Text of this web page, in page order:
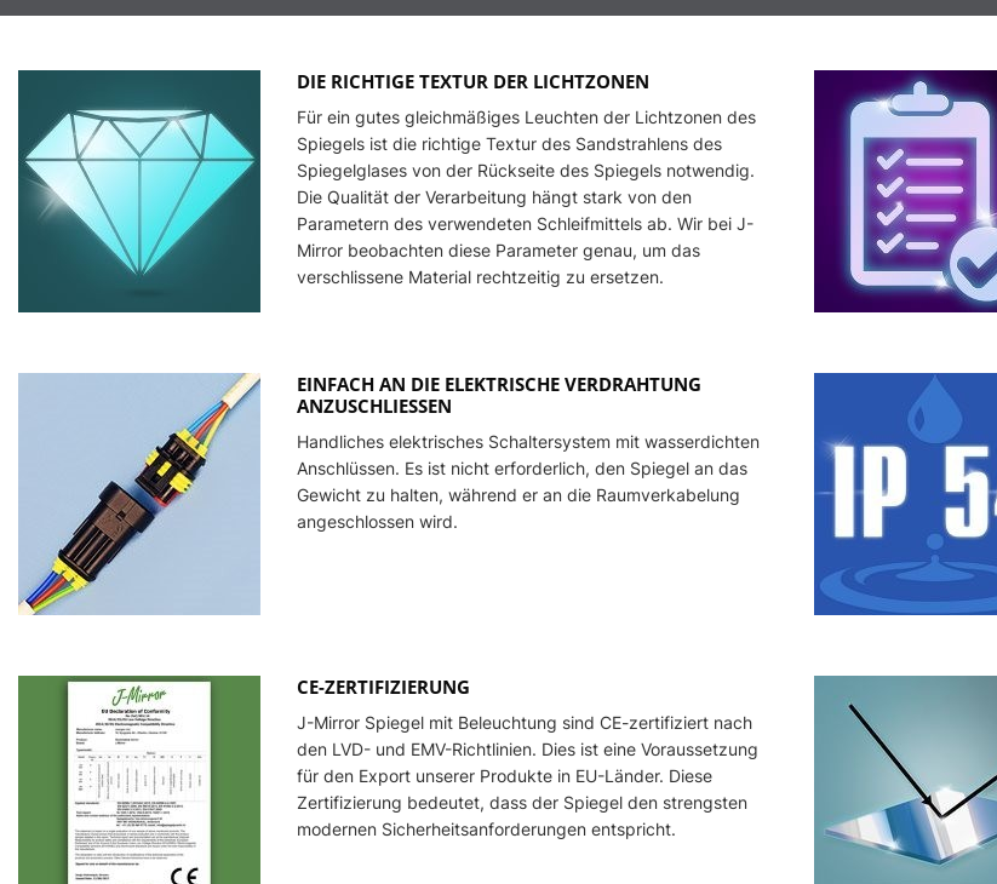
DIE RICHTIGE TEXTUR DER LICHTZONEN
Für ein gutes gleichmäßiges Leuchten der Lichtzonen des
Spiegels ist die richtige Textur des Sandstrahlens des
Spiegelglases von der Rückseite des Spiegels notwendig.
Die Qualität der Verarbeitung hängt stark von den
Parametern des verwendeten Schleifmittels ab. Wir bei J-
Mirror beobachten diese Parameter genau, um das
verschlissene Material rechtzeitig zu ersetzen.
EINFACH AN DIE ELEKTRISCHE VERDRAHTUNG
ANZUSCHLIESSEN
Handliches elektrisches Schaltersystem mit wasserdichten
Anschlüssen. Es ist nicht erforderlich, den Spiegel an das
Gewicht zu halten, während er an die Raumverkabelung
angeschlossen wird.
CE-ZERTIFIZIERUNG
J-Mirror Spiegel mit Beleuchtung sind CE-zertifiziert nach
den LVD- und EMV-Richtlinien. Dies ist eine Voraussetzung
für den Export unserer Produkte in EU-Länder. Diese
Zertifizierung bedeutet, dass der Spiegel den strengsten
modernen Sicherheitsanforderungen entspricht.